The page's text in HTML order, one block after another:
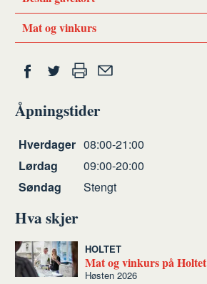
Mat og vinkurs
Del
på
Facebook
på
Twitter
ut
venn
Åpningstider
Åpningstider
Hverdager 08:00-21:00
Lørdag
09:00-20:00
Søndag
Stengt
Hva skjer
HOLTET
Mat og vinkurs på Holtet
Høsten 2026